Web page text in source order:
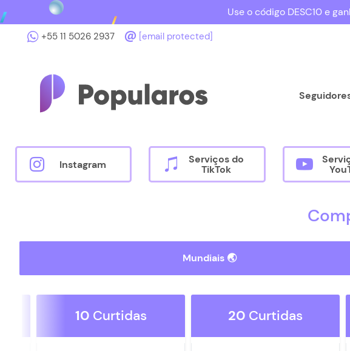
Use o código DESC10 e
+55 11 5026 2937 [email protected]
Instagram
Serviços do
TikTok
Mundiais 🌏
10 Curtidas 20 Curtidas